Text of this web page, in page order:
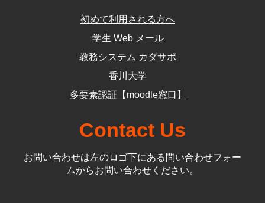
初めて利用される方へ
学生 Web メール
教務システム カダサポ
香川大学
多要素認証【moodle窓口】
Contact Us
お問い合わせは左のロゴ下にある問い合わせフォー
ムからお問い合わせください。